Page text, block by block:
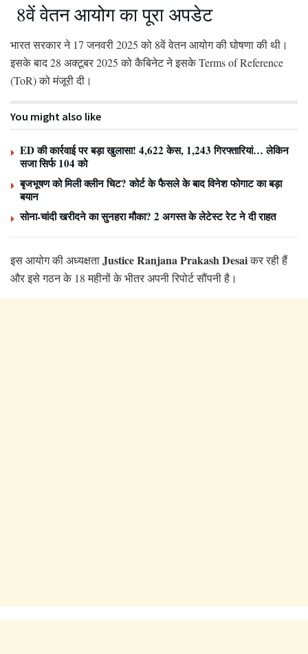
8वें वेतन आयोग का पूरा अपडेट
भारत सरकार ने 17 जनवरी 2025 को 8वें वेतन आयोग की घोषणा की थी।
इसके बाद 28 अक्टूबर 2025 को कैबिनेट ने इसके Terms of Reference
(ToR) को मंजूरी दी।
You might also like
ED की कार्रवाई पर बड़ा खुलासा! 4,622 केस, 1,243 गिरफ्तारियां… लेकिन
सजा सिर्फ 104 को
बृजभूषण को मिली क्लीन चिट? कोर्ट के फैसले के बाद विनेश फोगाट का बड़ा
बयान
सोना-चांदी खरीदने का सुनहरा मौका? 2 अगस्त के लेटेस्ट रेट ने दी राहत
इस आयोग की अध्यक्षताJustice Ranjana Prakash Desaiकर रही हैं
और इसे गठन के 18 महीनों के भीतर अपनी रिपोर्ट सौंपनी है।